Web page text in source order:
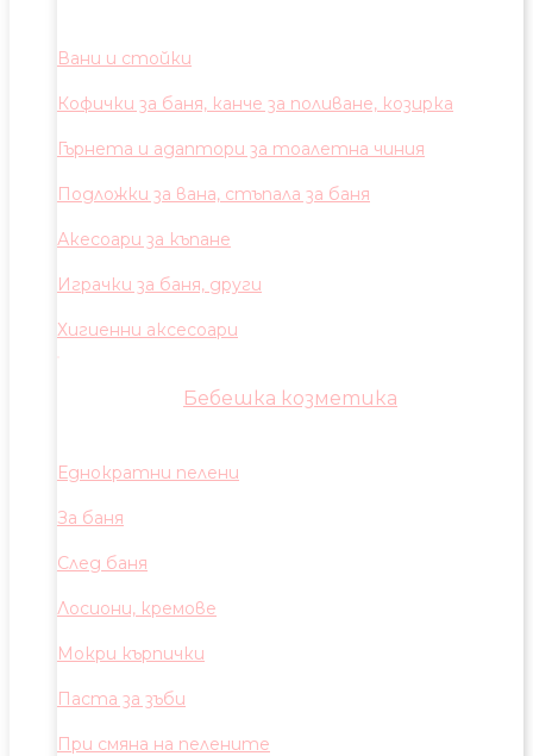
Вани и стойки
Кофички за баня, канче за поливане, козирка
Гърнета и адаптори за тоалетна чиния
Подложки за вана, стъпала за баня
Акесоари за къпане
Играчки за баня, други
Хигиенни аксесоари
Бебешка козметика
Еднократни пелени
За баня
След баня
Лосиони, кремове
Мокри кърпички
Паста за зъби
При смяна на пелените